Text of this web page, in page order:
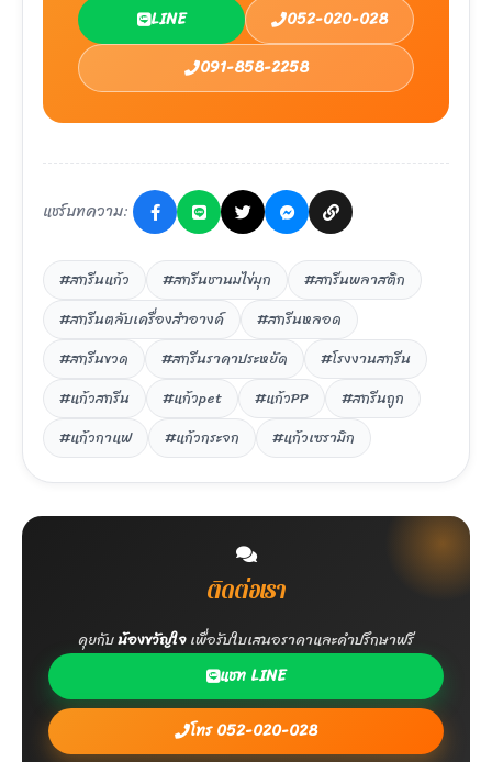
LINE
052-020-028
091-858-2258
แชร์บทความ:
#สกรีนแก้ว #สกรีนชานมไข่มุก
#สกรีนพลาสติก
#สกรีนตลับเครื่องสำอางค์
#สกรีนหลอด
#สกรีนขวด
#สกรีนราคาประหยัด
#โรงงานสกรีน
#แก้วสกรีน
#แก้วpet #แก้วPP
#สกรีนถูก
#แก้วกาแฟ
#แก้วกระจก #แก้วเซรามิก
ติดต่อเรา
คุยกับน้องขวัญใจเพื่อรับใบเสนอราคาและคำปรึกษาฟรี
แชท LINE
โทร 052-020-028